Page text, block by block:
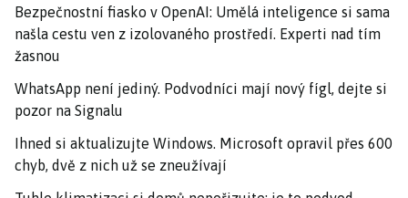
Bezpečnostní fiasko v OpenAI: Umělá inteligence si sama
našla cestu ven z izolovaného prostředí. Experti nad tím
žasnou
WhatsApp není jediný. Podvodníci mají nový fígl, dejte si
pozor na Signalu
Ihned si aktualizujte Windows. Microsoft opravil přes 600
chyb, dvě z nich už se zneužívají